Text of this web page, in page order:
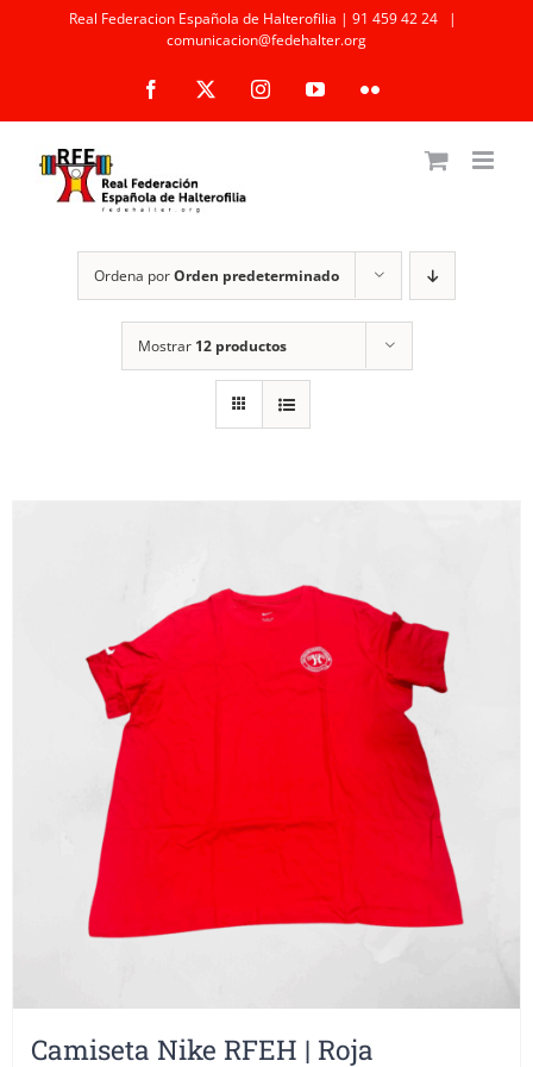
Real Federacion Española de Halterofilia | 91 459 42 24
|
comunicacion@fedehalter.org
Facebook InstagramYouTubeFlickr
Ordena porOrden predeterminado
Mostrar 12 productos
Camiseta Nike RFEH | Roja